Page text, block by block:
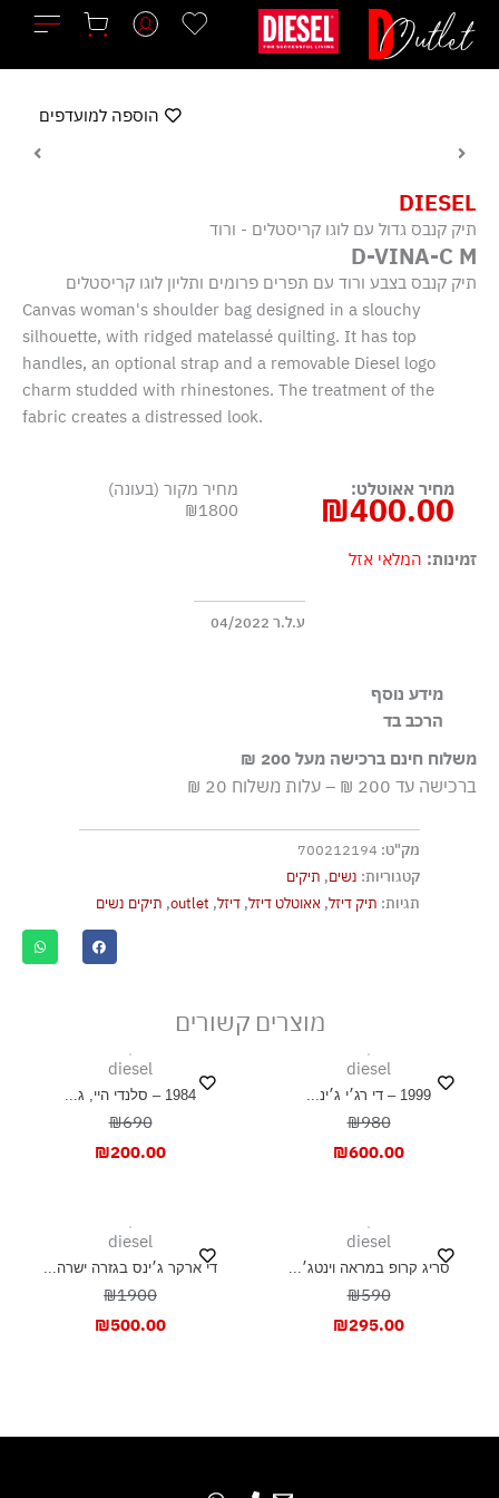
לתוכן
DIESEL
תיק קנבס גדול עם לוגו קריסטלים - ורוד
D-VINA-C M
תיק קנבס בצבע ורוד עם תפרים פרומים ותליון לוגו קריסטלים
Canvas woman's shoulder bag designed in a slouchy
silhouette, with ridged matelassé quilting. It has top
handles, an optional strap and a removable Diesel logo
charm studded with rhinestones. The treatment of the
fabric creates a distressed look.
מחיר אאוטלט:
₪400.00
מחיר מקור (בעונה)
₪1800
זמינות: המלאי אזל
ע.ל.ר 04/2022
מידע נוסף
Long rolled top handles Detachable adjustable shoulder
strap Front zip pocket Zip closure Inside: zip and slip
הרכב בד
100% כותנה
משלוח חינם ברכישה מעל 200 ₪
ברכישה עד 200 ₪ – עלות משלוח 20 ₪
מק"ט: 700212194
קטגוריות: נשים, תיקים
תגיות: תיק דיזל, אאוטלט דיזל, דיזל,
outlet
, תיקים נשים
הוספה למועדפים
מוצרים קשורים
diesel
1999 – די רג׳י ג׳ינ...
₪980
₪600.00
diesel
1984 – סלנדי היי, ג...
₪690
₪200.00
diesel
סריג קרופ במראה וינטג׳...
₪590
₪295.00
diesel
די ארקר ג׳ינס בגזרה ישרה...
₪1900
₪500.00